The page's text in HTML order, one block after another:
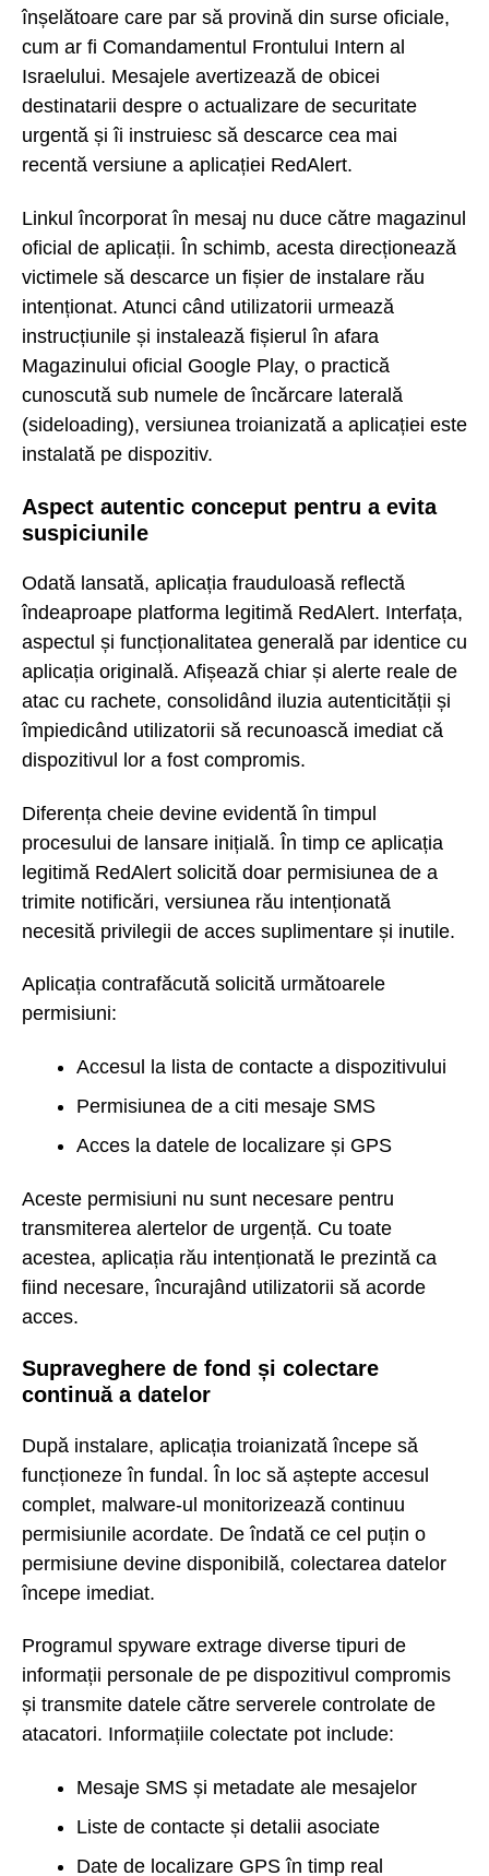
înșelătoare care par să provină din surse oficiale,
cum ar fi Comandamentul Frontului Intern al
Israelului. Mesajele avertizează de obicei
destinatarii despre o actualizare de securitate
urgentă și îi instruiesc să descarce cea mai
recentă versiune a aplicației RedAlert.
Linkul încorporat în mesaj nu duce către magazinul
oficial de aplicații. În schimb, acesta direcționează
victimele să descarce un fișier de instalare rău
intenționat. Atunci când utilizatorii urmează
instrucțiunile și instalează fișierul în afara
Magazinului oficial Google Play, o practică
cunoscută sub numele de încărcare laterală
(sideloading), versiunea troianizată a aplicației este
instalată pe dispozitiv.
Aspect autentic conceput pentru a evita
suspiciunile
Odată lansată, aplicația frauduloasă reflectă
îndeaproape platforma legitimă RedAlert. Interfața,
aspectul și funcționalitatea generală par identice cu
aplicația originală. Afișează chiar și alerte reale de
atac cu rachete, consolidând iluzia autenticității și
împiedicând utilizatorii să recunoască imediat că
dispozitivul lor a fost compromis.
Diferența cheie devine evidentă în timpul
procesului de lansare inițială. În timp ce aplicația
legitimă RedAlert solicită doar permisiunea de a
trimite notificări, versiunea rău intenționată
necesită privilegii de acces suplimentare și inutile.
Aplicația contrafăcută solicită următoarele
permisiuni:
Accesul la lista de contacte a dispozitivului
Permisiunea de a citi mesaje SMS
Acces la datele de localizare și GPS
Aceste permisiuni nu sunt necesare pentru
transmiterea alertelor de urgență. Cu toate
acestea, aplicația rău intenționată le prezintă ca
fiind necesare, încurajând utilizatorii să acorde
acces.
Supraveghere de fond și colectare
continuă a datelor
După instalare, aplicația troianizată începe să
funcționeze în fundal. În loc să aștepte accesul
complet, malware-ul monitorizează continuu
permisiunile acordate. De îndată ce cel puțin o
permisiune devine disponibilă, colectarea datelor
începe imediat.
Programul spyware extrage diverse tipuri de
informații personale de pe dispozitivul compromis
și transmite datele către serverele controlate de
atacatori. Informațiile colectate pot include:
Mesaje SMS și metadate ale mesajelor
Liste de contacte și detalii asociate
Date de localizare GPS în timp real